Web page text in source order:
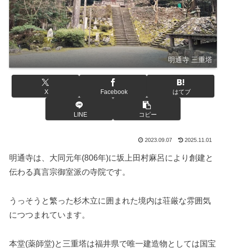
明通寺 三重塔
X Facebook はてブ
LINE コピー
2023.09.07 2025.11.01
明通寺は、大同元年(806年)に坂上田村麻呂により創建と
伝わる真言宗御室派の寺院です。
うっそうと繁った杉木立に囲まれた境内は荘厳な雰囲気
につつまれています。
本堂(薬師堂)と三重塔は福井県で唯一建造物としては国宝